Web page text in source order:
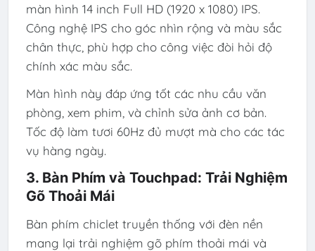
màn hình 14 inch Full HD (1920 x 1080) IPS.
Công nghệ IPS cho góc nhìn rộng và màu sắc
chân thực, phù hợp cho công việc đòi hỏi độ
chính xác màu sắc.
Màn hình này đáp ứng tốt các nhu cầu văn
phòng, xem phim, và chỉnh sửa ảnh cơ bản.
Tốc độ làm tươi 60Hz đủ mượt mà cho các tác
vụ hàng ngày.
3. Bàn Phím và Touchpad: Trải Nghiệm
Gõ Thoải Mái
Bàn phím chiclet truyền thống với đèn nền
mang lại trải nghiệm gõ phím thoải mái và